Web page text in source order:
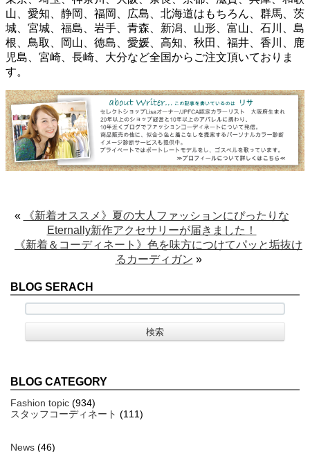
山、愛知、静岡、福岡、広島、北海道はもちろん、群馬、茨
城、宮城、福島、岩手、青森、新潟、山形、富山、石川、島
根、鳥取、岡山、徳島、愛媛、高知、秋田、福井、香川、鹿
児島、宮崎、長崎、大分など全国からご注文頂いておりま
す。
«
《新着オススメ》夏の大人ファッションにぴったりな
Eternally新作アクセサリーが届きました！
《新着＆コーディネート》色を味方につけてパッと垢抜け
るカーディガン »
BLOG SERACH
BLOG CATEGORY
Fashion topic (934)
スタッフコーディネート (111)
News (46)